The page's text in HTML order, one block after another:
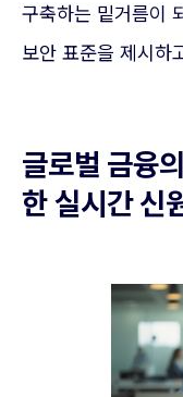
구축하는 밑거름이
보안 표준을 제시하
글로벌 금융
한 실시간 신